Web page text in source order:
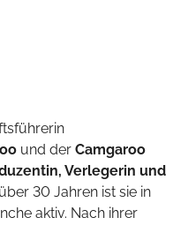
und der Camgaroo
Verlegerin und
30 Jahren ist sie in
aktiv. Nach ihrer